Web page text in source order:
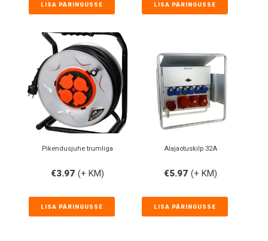
LISA PÄRINGUSSE LISA PÄRINGUSSE
Pikendusjuhe trumliga
€3.97 (+ KM)
LISA PÄRINGUSSE
Alajaotuskilp 32A
€5.97 (+ KM)
LISA PÄRINGUSSE